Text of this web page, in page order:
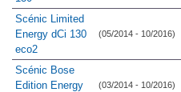
Scénic Limited
Energy dCi 130
eco2
(05/2014 - 10/2016)
Scénic Bose
Edition Energy
(03/2014 - 10/2016)